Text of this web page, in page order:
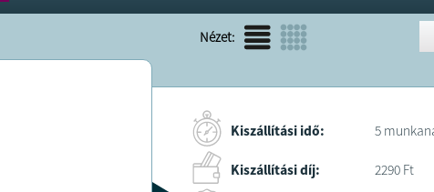
Nézet:
Kiszállítási idő: 5
Kiszállítási díj:
2290 Ft